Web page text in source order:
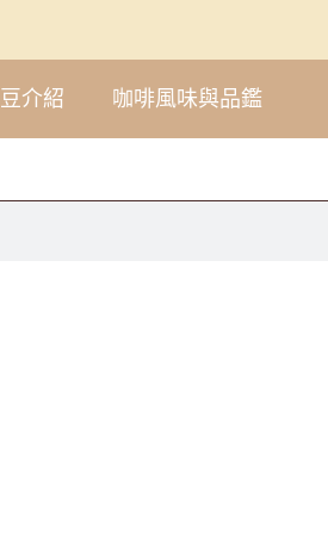
介紹 咖啡風味與品鑑